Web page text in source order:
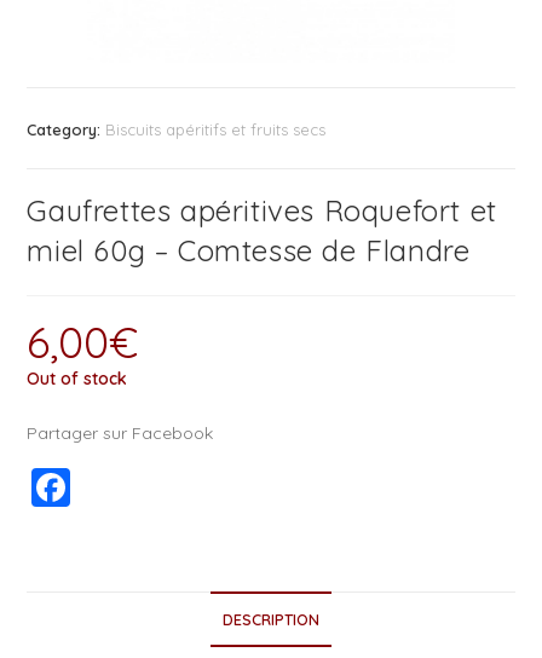
Category: Biscuits apéritifs et fruits secs
Gaufrettes apéritives Roquefort et
miel 60g – Comtesse de Flandre
6,00€
Out of stock
Partager sur Facebook
DESCRIPTION